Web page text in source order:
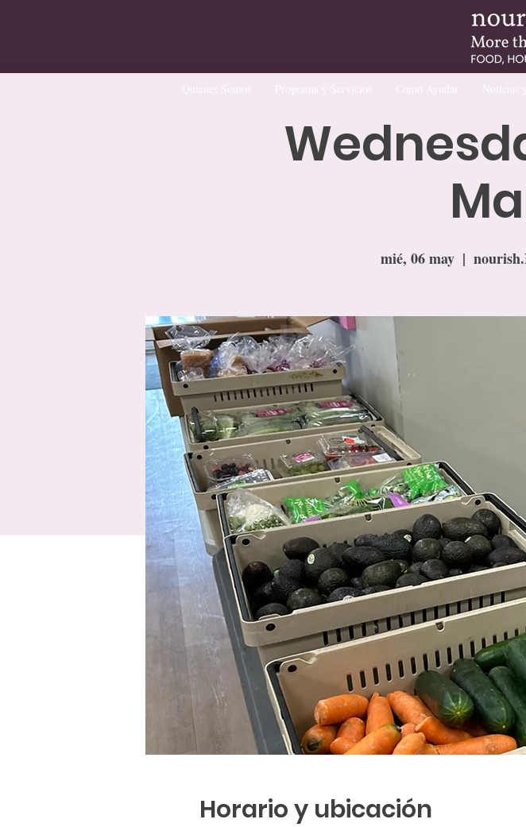
mié, 06 may
  |
Horario y ubicación